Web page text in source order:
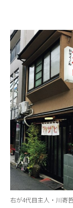
右が4代目主人・川㟢哲